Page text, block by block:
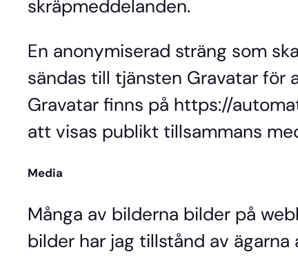
skräpmeddelanden.
En anonymiserad sträng som
sändas till tjänsten Gravatar
Gravatar finns på https://
att visas publikt tillsammans
Media
Många av bilderna bilder på
bilder har jag tillstånd av ägarna